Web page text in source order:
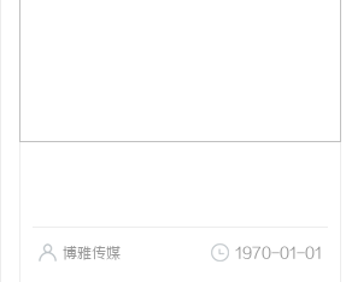
博雅传媒 1970-01-01